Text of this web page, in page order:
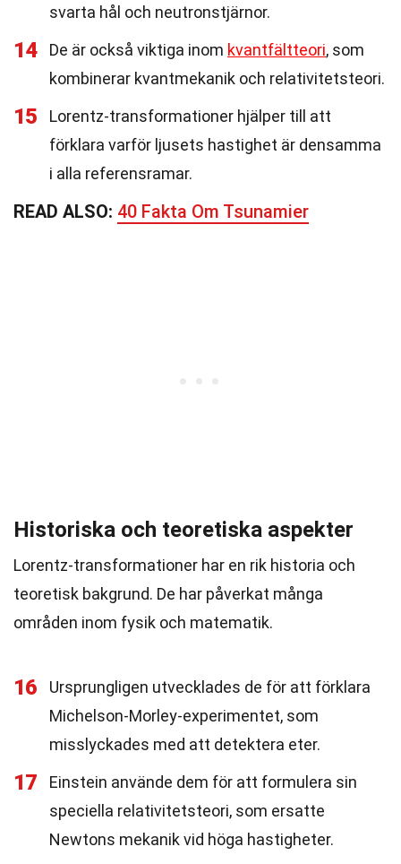
svarta hål och neutronstjärnor.
14 De är också viktiga inom kvantfältteori, som
kombinerar kvantmekanik och relativitetsteori.
15
Lorentz-transformationer hjälper till att
förklara varför ljusets hastighet är densamma
i alla referensramar.
READ ALSO: 40 Fakta Om Tsunamier
Historiska och teoretiska aspekter
Lorentz-transformationer har en rik historia och
teoretisk bakgrund. De har påverkat många
områden inom fysik och matematik.
16
Ursprungligen utvecklades de för att förklara
Michelson-Morley-experimentet, som
misslyckades med att detektera eter.
17
Einstein använde dem för att formulera sin
speciella relativitetsteori, som ersatte
Newtons mekanik vid höga hastigheter.